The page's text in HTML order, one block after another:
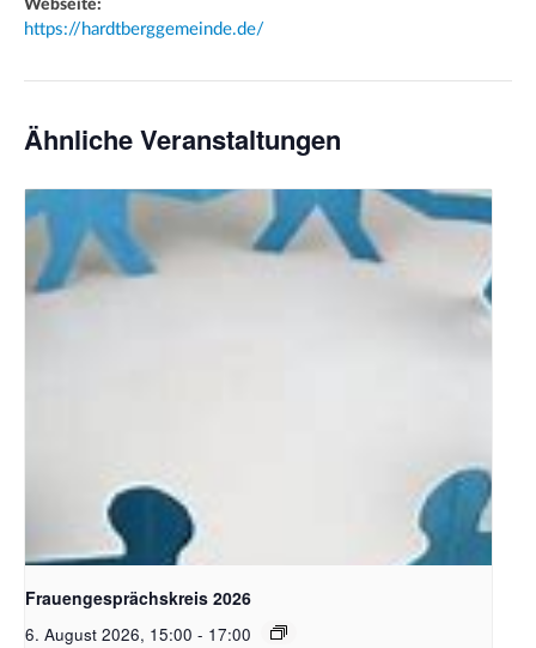
Webseite:
https://hardtberggemeinde.de/
Ähnliche Veranstaltungen
Bildquelle Pixabay
Frauengesprächskreis 2026
6. August 2026, 15:00 - 17:00